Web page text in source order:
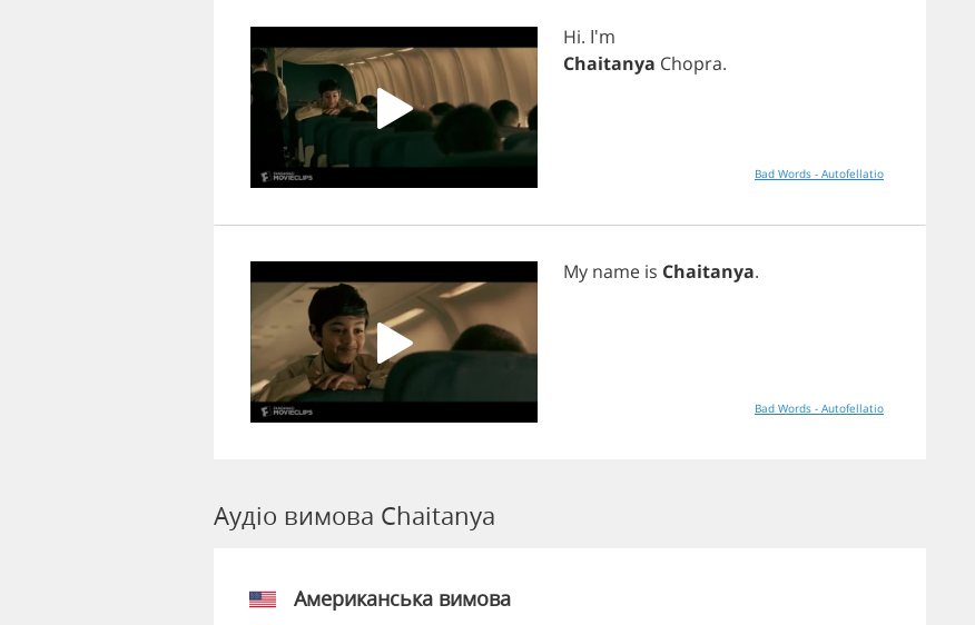
Hi. I'm
Chaitanya Chopra.
Bad Words - Autofellatio
My name is Chaitanya.
Bad Words - Autofellatio
Аудіо вимова Chaitanya
Американська вимова